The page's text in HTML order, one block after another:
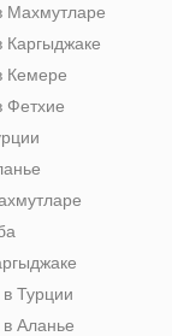
Махмутларе
Каргыджаке
Кемере
Фетхие
Турции
Аланье